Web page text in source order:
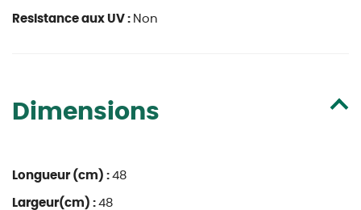
Resistance aux UV : Non
Dimensions
Longueur (cm) : 48
Largeur(cm) : 48